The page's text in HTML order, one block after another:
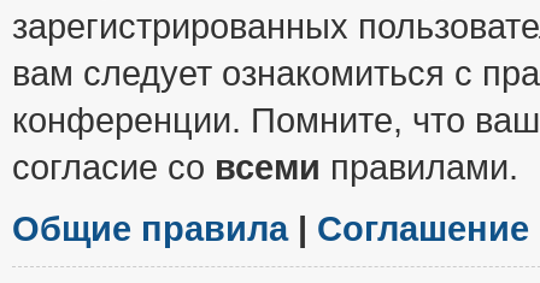
зарегистрированных
вам следует ознакомиться с
конференции. Помните, что
согласие со всеми правилами.
Общие правила|